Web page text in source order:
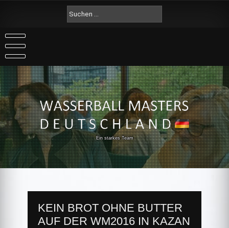
nach:
Ein starkes Team
KEIN BROT OHNE BUTTER
AUF DER WM2016 IN KAZAN